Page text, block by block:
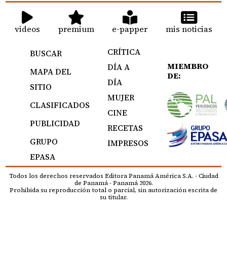
videos premium e-papper mis noticias
BUSCAR
MAPA DEL
SITIO
CLASIFICADOS
PUBLICIDAD
GRUPO
EPASA
CRÍTICA
DÍA A
DÍA
MUJER
CINE
RECETAS
IMPRESOS
MIEMBRO
DE:
Todos los derechos reservados Editora Panamá América S.A. - Ciudad
de Panamá - Panamá 2026.
Prohibida su reproducción total o parcial, sin autorización escrita de
su titular.